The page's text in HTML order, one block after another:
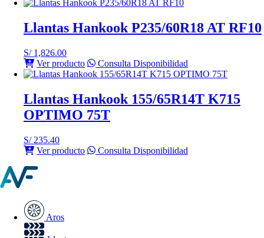
Llantas Hankook P235/60R18 AT RF10
S/1,826.00
Ver producto
Consulta Disponibilidad
Llantas Hankook 155/65R14T K715
OPTIMO 75T
S/235.40
Ver producto
Consulta Disponibilidad
Aros